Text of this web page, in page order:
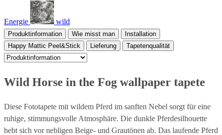
Energie wild
Produktinformation Wie misst man
Installation
Happy Mattic Peel&Stick
Lieferung Tapetenqualität
Wild Horse in the Fog wallpaper tapete
Diese Fototapete mit wildem Pferd im sanften Nebel sorgt für eine
ruhige, stimmungsvolle Atmosphäre. Die dunkle Pferdesilhouette
hebt sich vor nebligen Beige- und Grautönen ab. Das laufende Pferd